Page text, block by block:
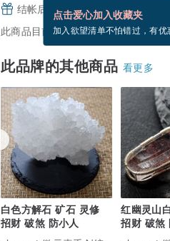
点击爱心加入收藏夹
加入欲望清单不怕错过，有优
结帐后填写并分享，免费帮你寄
此商品目前没现货，你可以按“我要
此品牌的其他商品 看更多
白色方解石 矿石 灵修
招财 破煞 防小人
红幽灵山
招财 破煞